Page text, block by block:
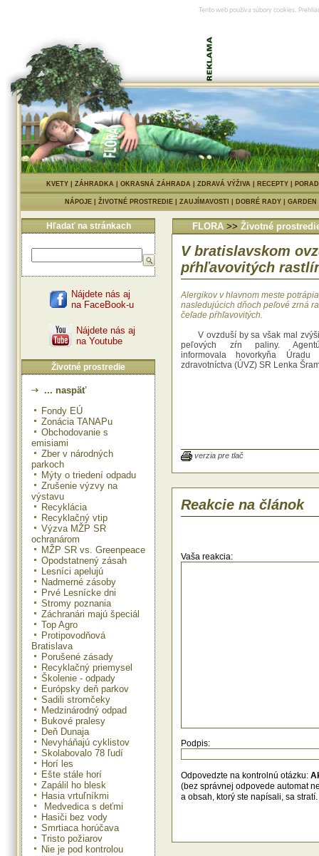
Tento web používa súbory cookies.
KVETY| ZÁHRADKA| OKRASNÁ ZÁHRADA| ZDRAVÁ VÝŽIVA| RECEPTY|
NÁPOJE ŽIVOTNÉ PROSTREDIE ZAUJÍMAVOSTI DOBRÉ RADY
Hľadať na stránkach
Nájdete nás aj
na FaceBook-u
Nájdete nás aj
na Youtube
Životné prostredie
... naspäť
Fondy EÚ
Zonácia TANAPu
Obchodovanie s
emisiami
Zber v národných
parkoch
Mýty o triedení odpadu
Zrušenie výzvy na
výstavu
Recyklácia
Recyklačný vtip
Výzva MŽP SR
ochranárom
MŽP SR vs. Greenpeace
Opodstatnený zásah
Lesníci apelujú
Nadmerné zásoby
Prvé Lesnícke dni
Stromy poznania
Záchranári majú špeciál
Top Agro
Protipovodňová
Bratislava
Porušené zásady
Recyklačný priemysel
Školenie - odpady
Európsky deň parkov
Sadili stromčeky
Medzinárodný odpad
Bukové pralesy
Deň Dunaja
Nevyháňajú cyklistov
Skolabovalo 78 ľudí
Horí les
Ešte stále horí
Zapálil ho blesk
Hasia vrtuľníkmi
Medvedica s deťmi
Hasiči bez vody
Smrtiaca horúčava
Tristo požiarov
Nie je pod kontrolou
FLORA >> Životné
V bratislavskom
pŕhľavovitých
Alergikov v hlavnom meste
nasledujúcich dňoch peľové zrná
čeľade pŕhľavovitých.
V ovzduší by sa však mal
peľových zŕn paliny.
informovala hovorkyňa Úradu
zdravotníctva (ÚVZ) SR Lenka
prvé peľové zrná paliny. Teplé
koncentráciu spór húb,
verzia pre tlač
Reakcie na článok
Vaša reakcia:
Podpis:
Odpovedzte na kontrolnú otázku:
(bez správnej odpovede automat
a obsah, ktorý ste napísali, sa